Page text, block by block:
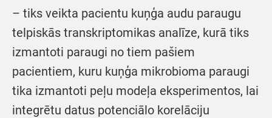
– tiks veikta pacientu kuņģa audu paraugu
telpiskās transkriptomikas analīze, kurā tiks
izmantoti paraugi no tiem pašiem
pacientiem, kuru kuņģa mikrobioma paraugi
tika izmantoti peļu modeļa eksperimentos, lai
integrētu datus potenciālo korelāciju